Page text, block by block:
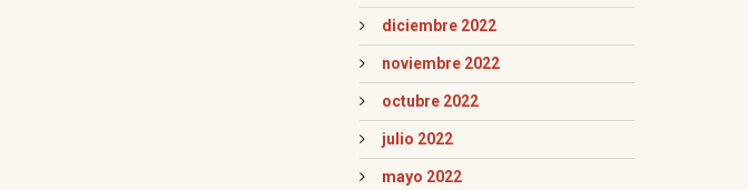
diciembre 2022
noviembre 2022
octubre 2022
julio 2022
mayo 2022